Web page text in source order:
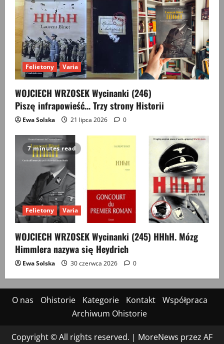
Felietony Varia
WOJCIECH WRZOSEK Wycinanki (246)
Piszę infrapowieść… Trzy strony Historii
Ewa Solska 21 lipca 2026 0
7 minutes read
Felietony Varia
WOJCIECH WRZOSEK Wycinanki (245) HHhH. Mózg
Himmlera nazywa się Heydrich
Ewa Solska 30 czerwca 2026 0
O nas Ohistorie Kategorie Kontakt
Współpraca
Archiwum Ohistorie
Copyright © All rights reserved. | MoreNews przez AF